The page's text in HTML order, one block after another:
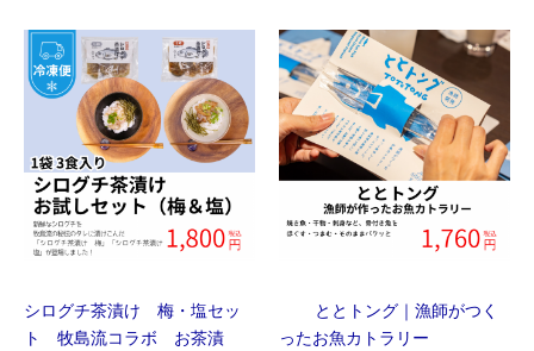
シログチ茶漬け 梅・塩セッ
ト 牧島流コラボ お茶漬
ととトング｜漁師がつく
ったお魚カトラリー